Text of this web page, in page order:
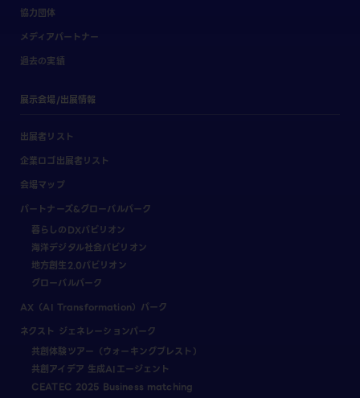
協力団体
メディアパートナー
過去の実績
展示会場/出展情報
出展者リスト
企業ロゴ出展者リスト
会場マップ
パートナーズ&グローバルパーク
暮らしのDXパビリオン
海洋デジタル社会パビリオン
地方創生2.0パビリオン
グローバルパーク
AX（AI Transformation）パーク
ネクスト ジェネレーションパーク
共創体験ツアー（ウォーキングブレスト）
共創アイデア 生成AIエージェント
CEATEC 2025 Business matching